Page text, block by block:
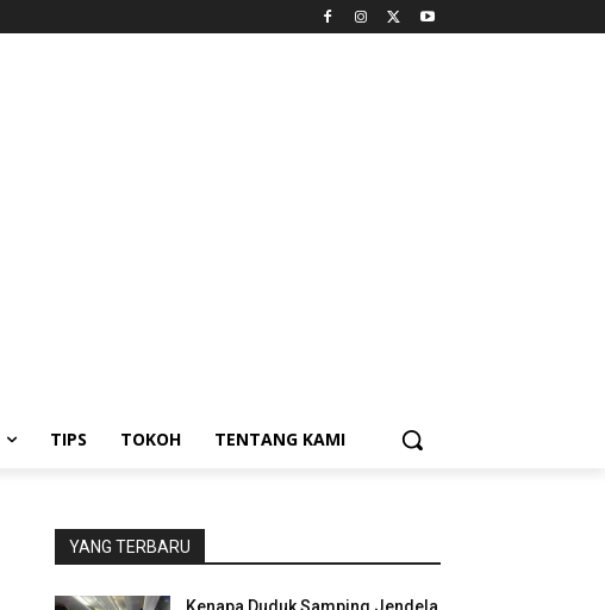
TIPS TOKOH TENTANG KAMI
YANG TERBARU